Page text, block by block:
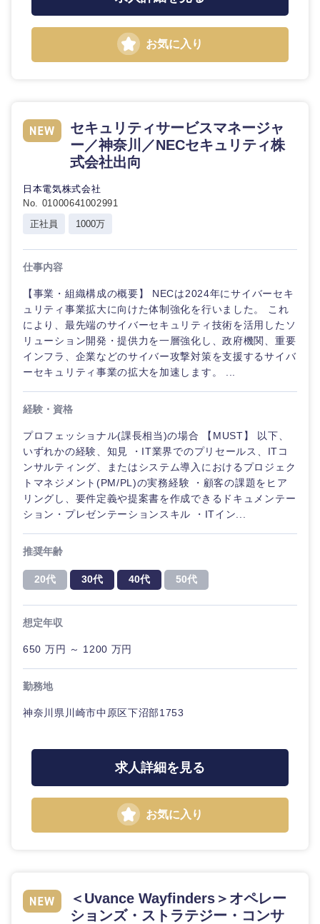
選択する
お気に入り
セキュリティサービスマネージャ
ー／神奈川／NECセキュリティ株
式会社出向
日本電気株式会社
No. 01000641002991
正社員
1000万
仕事内容
【事業・組織構成の概要】 NECは2024年にサイバーセキ
ュリティ事業拡大に向けた体制強化を行いました。 これ
により、最先端のサイバーセキュリティ技術を活用したソ
リューション開発・提供力を一層強化し、政府機関、重要
インフラ、企業などのサイバー攻撃対策を支援するサイバ
ーセキュリティ事業の拡大を加速します。 ...
経験・資格
プロフェッショナル(課長相当)の場合 【MUST】 以下、
いずれかの経験、知見 ・IT業界でのプリセールス、ITコ
ンサルティング、またはシステム導入におけるプロジェク
トマネジメント(PM/PL)の実務経験 ・顧客の課題をヒア
リングし、要件定義や提案書を作成できるドキュメンテー
ション・プレゼンテーションスキル ・ITイン...
推奨年齢
20代 30代 40代 50代
想定年収
650 万円 ～ 1200 万円
勤務地
神奈川県川崎市中原区下沼部1753
求人詳細を見る
お気に入り
＜Uvance Wayfinders＞オペレー
ションズ・ストラテジー・コンサ